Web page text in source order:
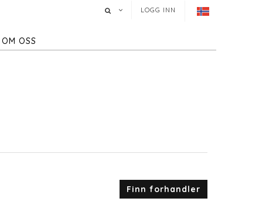
LOGG INN
OM OSS
Finn forhandler